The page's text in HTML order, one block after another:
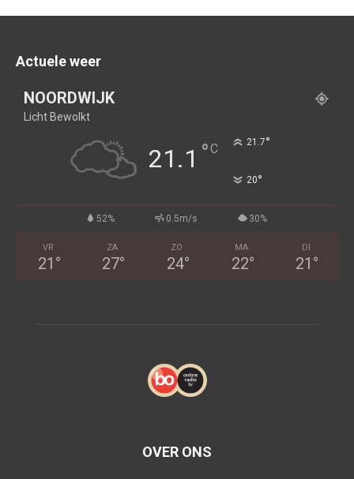
Actuele weer
NOORDWIJK
Licht Bewolkt
21.1 °C 21.7°
20°
52% 0.5m/s 30%
VR
21 °
ZA
27°
ZO
24°
MA
22°
DI
21 °
OVER ONS